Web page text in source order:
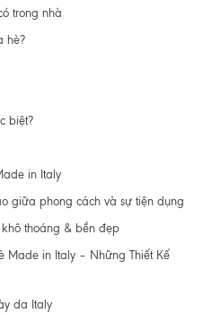
trong nhà
hè?
biệt?
in Italy
giữa phong cách và sự tiện dụng
thoáng & bền đẹp
Made in Italy – Những Thiết Kế
da Italy